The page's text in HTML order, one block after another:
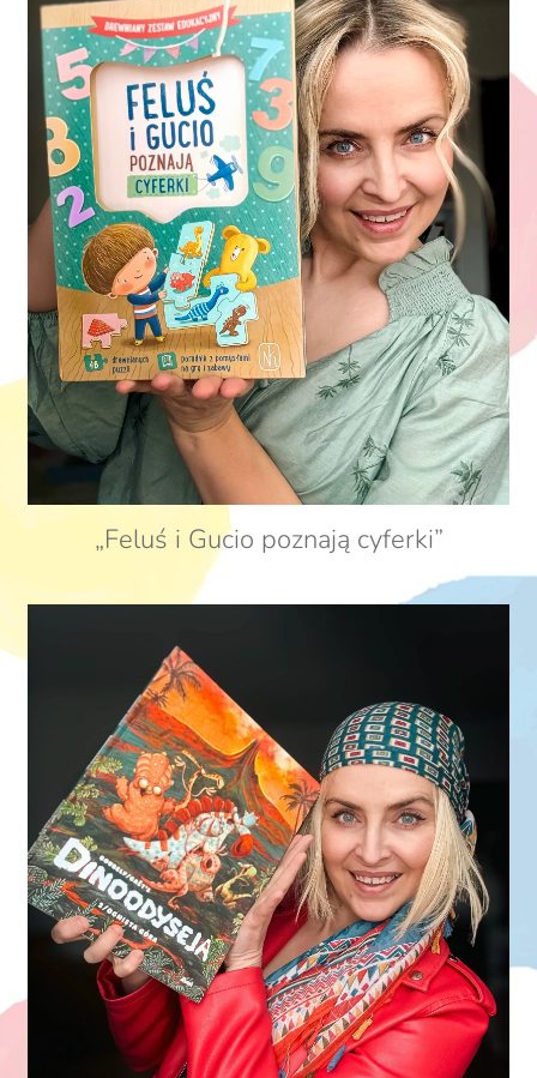
„Feluś i Gucio poznają cyferki”